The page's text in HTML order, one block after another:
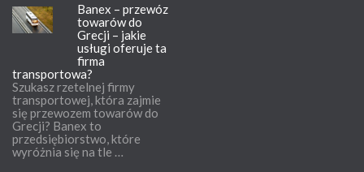
Banex – przewóz
towarów do
Grecji – jakie
usługi oferuje ta
firma
transportowa?
Szukasz rzetelnej firmy
transportowej, która zajmie
się przewozem towarów do
Grecji? Banex to
przedsiębiorstwo, które
wyróżnia się na tle …